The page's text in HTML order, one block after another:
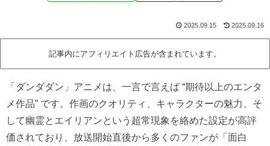
2025.09.15 2025.09.16
記事内にアフィリエイト広告が含まれています。
「ダンダダン」アニメは、一言で言えば “期待以上のエンタ
メ作品” です。作画のクオリティ、キャラクターの魅力、そ
して幽霊とエイリアンという超常現象を絡めた設定が高評
価されており、放送開始直後から多くのファンが「面白